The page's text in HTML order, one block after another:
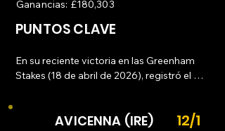
Ganancias: £180,303
PUNTOS CLAVE
En su reciente victoria en las Greenham
Stakes (18 de abril de 2026), registró el
48 km/h en apenas segundos.
AVICENNA (IRE) 12/1